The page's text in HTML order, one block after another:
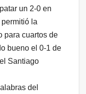
un 2-0 en
la
para cuartos de
bueno el 0-1 de
Santiago
del